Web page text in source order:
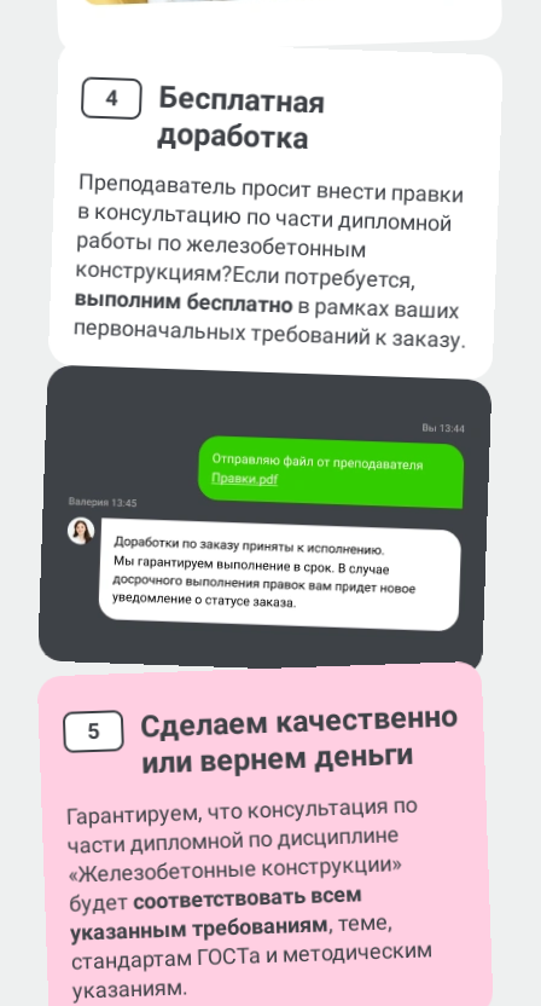
4 Бесплатная
доработка
Преподаватель просит внести правки
в консультацию по части дипломной
работы по железобетонным
конструкциям?Если потребуется,
выполним бесплатнов рамках ваших
первоначальных требований к заказу.
5 Сделаем качественно
или вернем деньги
Гарантируем, что консультация по
части дипломной по дисциплине
«Железобетонные конструкции»
будетсоответствовать всем
указанным требованиям, теме,
стандартам ГОСТа и методическим
указаниям.